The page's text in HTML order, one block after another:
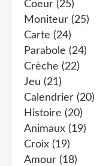
Coeur (25)
Moniteur (25)
Carte (24)
Parabole (24)
Crèche (22)
Jeu (21)
Calendrier (20)
Histoire (20)
Animaux (19)
Croix (19)
Amour (18)